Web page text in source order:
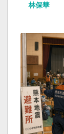
林保華